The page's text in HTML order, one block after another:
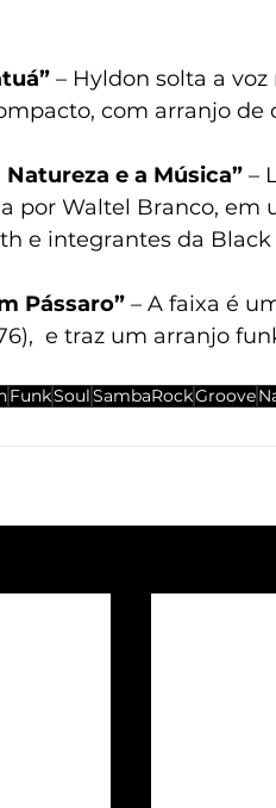
– Hyldon solta a
com arranjo de
Natureza e a Música” –
por Waltel Branco, em
e integrantes da Black
Pássaro” – A faixa é
e traz um arranjo
FunkSoulSambaRockGroove